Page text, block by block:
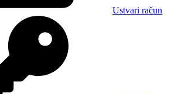
Ustvari račun